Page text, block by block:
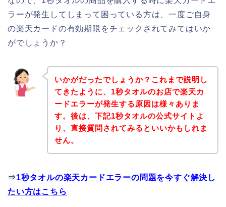
ラーが発生してしまって困っている方は、一度ご自身
の楽天カードの有効期限をチェックされてみてはいか
がでしょうか？
いかがだったでしょうか？これまで説明し
てきたように、1秒タオルのお店で楽天カ
ードエラーが発生する原因は様々ありま
す。後は、下記1秒タオルの公式サイトよ
り、直接質問されてみるといいかもしれま
せん。
⇒1秒タオルの楽天カードエラーの問題を今すぐ解決し
たい方はこちら